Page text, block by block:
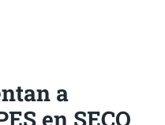
a
en SECO